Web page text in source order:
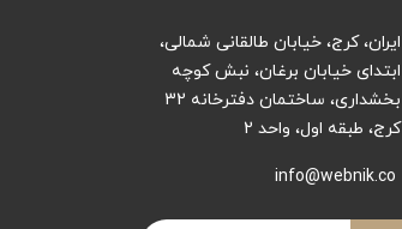
ایران، کرج، خیابان طالقانی شمالی،
ابتدای خیابان برغان، نبش کوچه
بخشداری، ساختمان دفترخانه 32
کرج، طبقه اول، واحد 2
info@webnik.co